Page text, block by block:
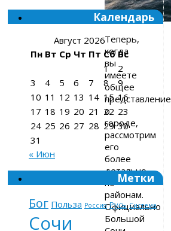
Теперь,
когда
вы
имеете
общее
представление
о
городе,
рассмотрим
его
более
детально,
по
районам.
Официально
Большой
Календарь
Август 2026
Пн Вт Ср Чт Пт Сб Вс
1
2
3
4 5 6 7 8
9
10 11 12 13 14 15 16
17 18 19 20 21 22 23
24 25 26 27 28 29 30
31
« Июн
Метки
Бог Польза Россия Русь Система
Сочи